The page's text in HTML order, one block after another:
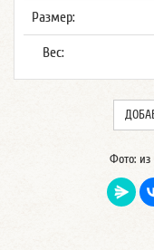
Размер:
Вес:
Фото: из